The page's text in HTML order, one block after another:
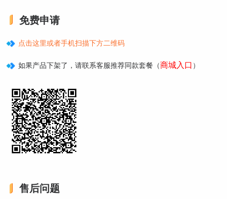
免费申请
点击这里或者手机扫描下方二维码
如果产品下架了，请联系客服推荐同款套餐（商城入口 ）
售后问题